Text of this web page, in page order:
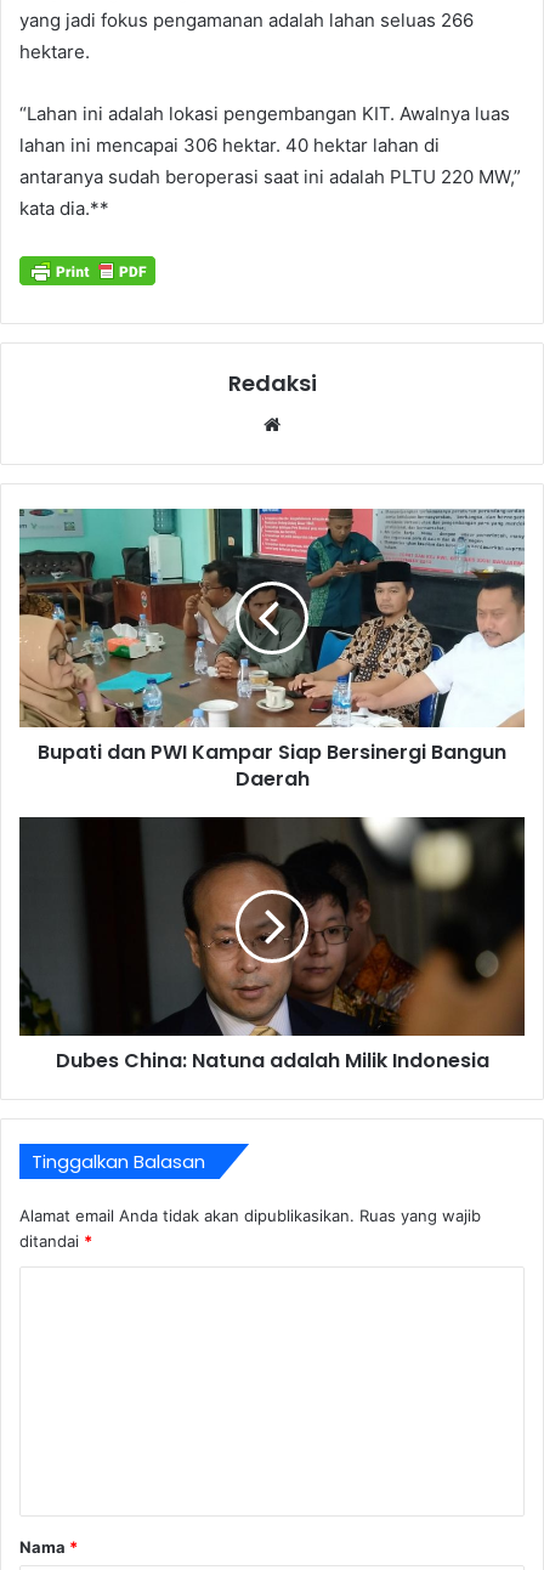
yang jadi fokus pengamanan adalah lahan seluas 266
hektare.
“Lahan ini adalah lokasi pengembangan KIT. Awalnya luas
lahan ini mencapai 306 hektar. 40 hektar lahan di
antaranya sudah beroperasi saat ini adalah PLTU 220 MW,”
kata dia.**
Redaksi
Bupati dan PWI Kampar Siap Bersinergi Bangun
Daerah
Dubes China: Natuna adalah Milik Indonesia
Tinggalkan Balasan
Alamat email Anda tidak akan dipublikasikan. Ruas yang wajib
ditandai *
rNama *